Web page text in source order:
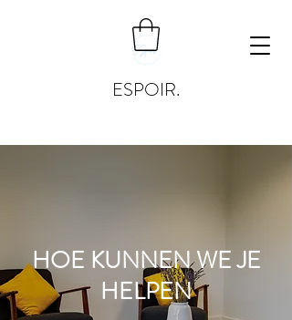
ESPOIR.
HOE KUNNEN WE JE
HELPEN